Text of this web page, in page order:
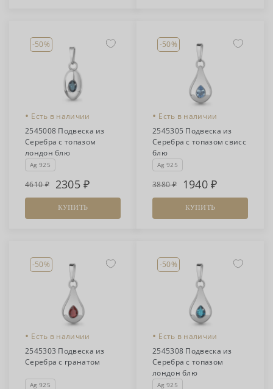
-50%
• Есть в наличии
2545008 Подвеска из
Серебра с топазом
лондон блю
Ag 925
4610 2305
КУПИТЬ
-50%
• Есть в наличии
2545305 Подвеска из
Серебра с топазом свисс
блю
Ag 925
3880 1940
КУПИТЬ
-50%
• Есть в наличии
2545303 Подвеска из
Серебра с гранатом
Ag 925
-50%
• Есть в наличии
2545308 Подвеска из
Серебра с топазом
лондон блю
Ag 925